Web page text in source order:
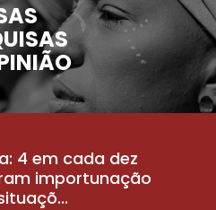
4 em cada dez
importunação